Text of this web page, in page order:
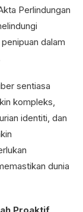
Perlindungan
dalam
sentiasa
kompleks,
identiti, dan
dunia